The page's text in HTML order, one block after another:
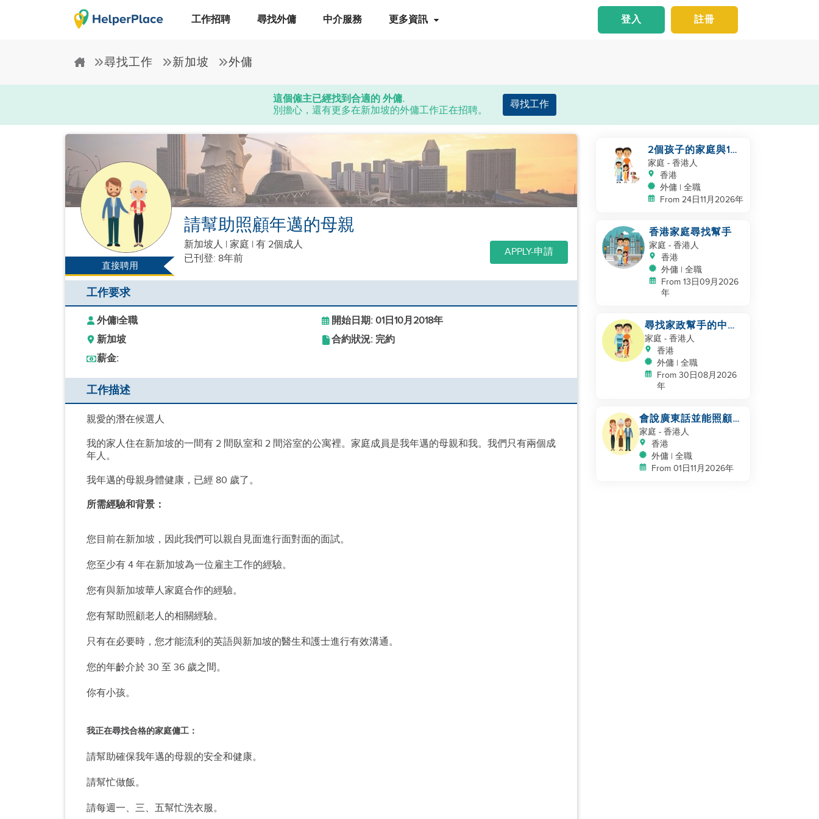
工作招聘 尋找外傭 中介服務 更多資訊 註冊
登入
尋找工作 新加坡 外傭
這個僱主已經找到合適的 外傭.
別擔心，還有更多在新加坡的外傭工作正在招聘。
尋找工作
直接聘用
請幫助照顧年邁的母親
新加坡人 | 家庭 | 有 2個成人
已刊登: 8年前
APPLY-申請
工作要求
外傭|全職
開始日期: 01日10月2018年
新加坡
合約狀況: 完約
薪金:
工作描述
親愛的潛在候選人
我的家人住在新加坡的一間有 2 間臥室和 2 間浴室的公寓裡。家庭成員是我年邁的母親和我。我們只有兩個成
年人。
我年邁的母親身體健康，已經 80 歲了。
所需經驗和背景：
您目前在新加坡，因此我們可以親自見面進行面對面的面試。
您至少有 4 年在新加坡為一位雇主工作的經驗。
您有與新加坡華人家庭合作的經驗。
您有幫助照顧老人的相關經驗。
只有在必要時，您才能流利的英語與新加坡的醫生和護士進行有效溝通。
您的年齡介於 30 至 36 歲之間。
你有小孩。
我正在尋找合格的家庭傭工：
請幫助確保我年邁的母親的安全和健康。
請幫忙做飯。
請每週一、三、五幫忙洗衣服。
2個孩子的家庭與1隻
貓
家庭 - 香港人
香港
外傭 | 全職
From 24日11月2026年
香港家庭尋找幫手
家庭 - 香港人
香港
外傭 | 全職
From 13日09月2026
年
尋找家政幫手的中國
家庭
家庭 - 香港人
香港
外傭 | 全職
From 30日08月2026
年
會說廣東話並能照顧的
家庭幫手
家庭 - 香港人
香港
外傭 | 全職
From 01日11月2026年